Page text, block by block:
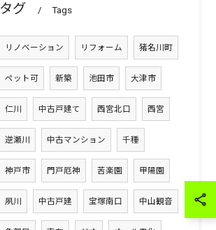
タグ Tags
リノベーション リフォーム 猪名川町
ペット可 新築 池田市 大津市
仁川 中古戸建て 西宮北口 西宮
逆瀬川 中古マンション 千種
神戸市 門戸厄神 苦楽園 甲陽園
夙川 中古戸建 宝塚南口 中山観音